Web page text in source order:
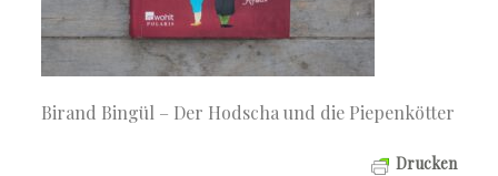
Birand Bingül – Der Hodscha und die Piepenkötter
Drucken